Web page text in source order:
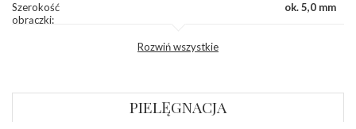
Szerokość
obrączki:
ok. 5,0 mm
Rozwiń wszystkie
PIELĘGNACJA